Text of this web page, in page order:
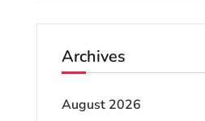
Archives
August 2026